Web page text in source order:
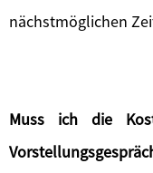
nächstmöglichen
Muss ich die